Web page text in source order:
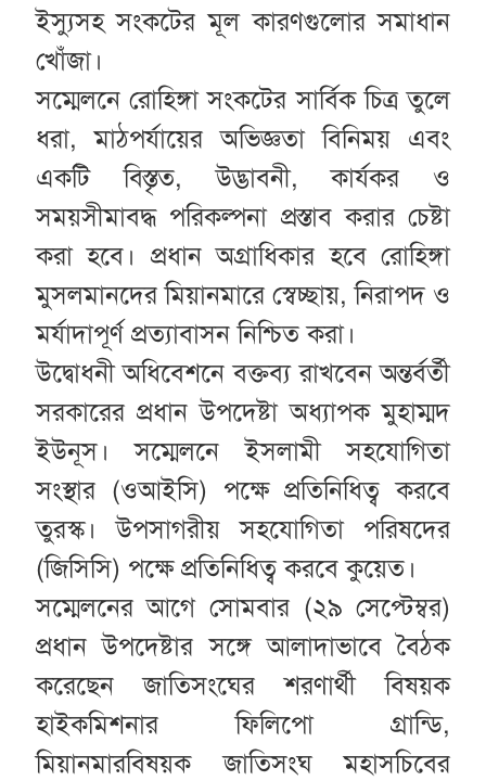
ইস্যুসহ সংকটের মূল কারণগুলোর সমাধান
খোঁজা।
সম্মেলনে রোহিঙ্গা সংকটের সার্বিক চিত্র তুলে
ধরা, মাঠপর্যায়ের অভিজ্ঞতা বিনিময় এবং
একটি বিস্তৃত, উদ্ভাবনী, কার্যকর ও
সময়সীমাবদ্ধ পরিকল্পনা প্রস্তাব করার চেষ্টা
করা হবে। প্রধান অগ্রাধিকার হবে রোহিঙ্গা
মুসলমানদের মিয়ানমারে স্বেচ্ছায়, নিরাপদ ও
মর্যাদাপূর্ণ প্রত্যাবাসন নিশ্চিত করা।
উদ্বোধনী অধিবেশনে বক্তব্য রাখবেন অন্তর্বর্তী
সরকারের প্রধান উপদেষ্টা অধ্যাপক মুহাম্মদ
ইউনূস। সম্মেলনে ইসলামী সহযোগিতা
সংস্থার (ওআইসি) পক্ষে প্রতিনিধিত্ব করবে
তুরস্ক। উপসাগরীয় সহযোগিতা পরিষদের
(জিসিসি) পক্ষে প্রতিনিধিত্ব করবে কুয়েত।
সম্মেলনের আগে সোমবার (২৯ সেপ্টেম্বর)
প্রধান উপদেষ্টার সঙ্গে আলাদাভাবে বৈঠক
করেছেন জাতিসংঘের শরণার্থী বিষয়ক
হাইকমিশনার ফিলিপো গ্রান্ডি,
মিয়ানমারবিষয়ক জাতিসংঘ মহাসচিবের